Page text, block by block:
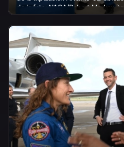
de la foto: NASA/Robert Markowitz